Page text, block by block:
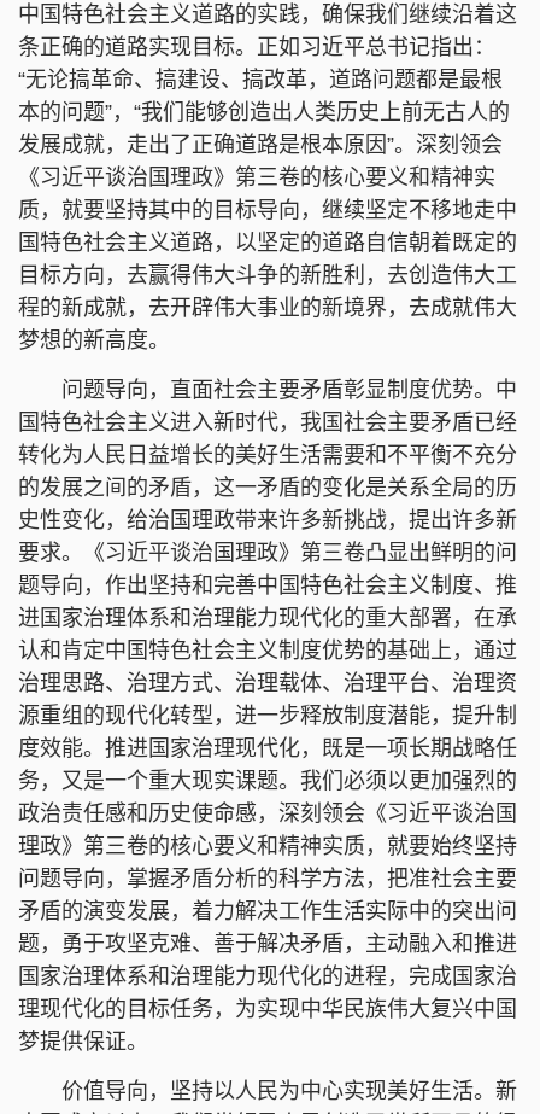
中国特色社会主义道路的实践，确保我们继续沿着这
条正确的道路实现目标。正如习近平总书记指出：
“无论搞革命、搞建设、搞改革，道路问题都是最根
本的问题”，“我们能够创造出人类历史上前无古人的
发展成就，走出了正确道路是根本原因”。深刻领会
《习近平谈治国理政》第三卷的核心要义和精神实
质，就要坚持其中的目标导向，继续坚定不移地走中
国特色社会主义道路，以坚定的道路自信朝着既定的
目标方向，去赢得伟大斗争的新胜利，去创造伟大工
程的新成就，去开辟伟大事业的新境界，去成就伟大
梦想的新高度。
问题导向，直面社会主要矛盾彰显制度优势。中
国特色社会主义进入新时代，我国社会主要矛盾已经
转化为人民日益增长的美好生活需要和不平衡不充分
的发展之间的矛盾，这一矛盾的变化是关系全局的历
史性变化，给治国理政带来许多新挑战，提出许多新
要求。《习近平谈治国理政》第三卷凸显出鲜明的问
题导向，作出坚持和完善中国特色社会主义制度、推
进国家治理体系和治理能力现代化的重大部署，在承
认和肯定中国特色社会主义制度优势的基础上，通过
治理思路、治理方式、治理载体、治理平台、治理资
源重组的现代化转型，进一步释放制度潜能，提升制
度效能。推进国家治理现代化，既是一项长期战略任
务，又是一个重大现实课题。我们必须以更加强烈的
政治责任感和历史使命感，深刻领会《习近平谈治国
理政》第三卷的核心要义和精神实质，就要始终坚持
问题导向，掌握矛盾分析的科学方法，把准社会主要
矛盾的演变发展，着力解决工作生活实际中的突出问
题，勇于攻坚克难、善于解决矛盾，主动融入和推进
国家治理体系和治理能力现代化的进程，完成国家治
理现代化的目标任务，为实现中华民族伟大复兴中国
梦提供保证。
价值导向，坚持以人民为中心实现美好生活。新